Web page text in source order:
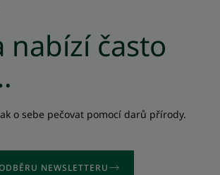
nabízí často
o sebe pečovat pomocí darů přírody.
NEWSLETTERU